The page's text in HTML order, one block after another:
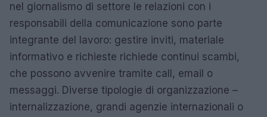
nel giornalismo di settore le relazioni con i
responsabili della comunicazione sono parte
integrante del lavoro: gestire inviti, materiale
informativo e richieste richiede continui scambi,
che possono avvenire tramite call, email o
messaggi. Diverse tipologie di organizzazione –
internalizzazione, grandi agenzie internazionali o